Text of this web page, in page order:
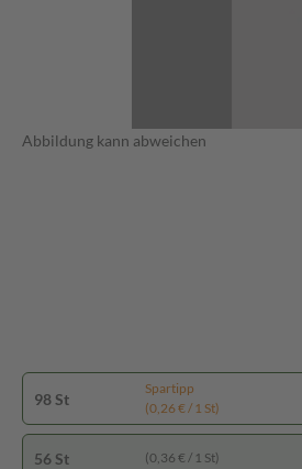
Abbildung kann abweichen
98 St
Spartipp
(0,26 € / 1 St)
56 St (0,36 € / 1 St)